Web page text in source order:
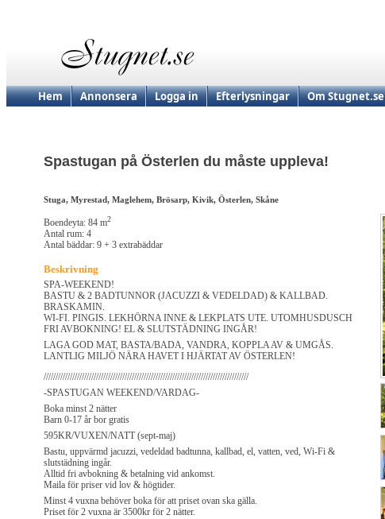
Hem Annonsera Logga in Efterlysningar Om Stugnet.se
Spastugan på Österlen du måste uppleva!
Stuga, Myrestad, Maglehem, Brösarp, Kivik, Österlen, Skåne
Boendeyta: 84 m2
Antal rum: 4
Antal bäddar: 9 + 3 extrabäddar
Beskrivning
SPA-WEEKEND!
BASTU & 2 BADTUNNOR (JACUZZI & VEDELDAD) & KALLBAD.
BRASKAMIN.
WI-FI. PINGIS. LEKHÖRNA INNE & LEKPLATS UTE. UTOMHUSDUSCH
FRI AVBOKNING! EL & SLUTSTÄDNING INGÅR!
LAGA GOD MAT, BASTA/BADA, VANDRA, KOPPLA AV & UMGÅS.
LANTLIG MILJÖ NÄRA HAVET I HJÄRTAT AV ÖSTERLEN!
//////////////////////////////////////////////////////////////////////////////////////
-SPASTUGAN WEEKEND/VARDAG-
Boka minst 2 nätter
Barn 0-17 år bor gratis
595KR/VUXEN/NATT (sept-maj)
Bastu, uppvärmd jacuzzi, vedeldad badtunna, kallbad, el, vatten, ved, Wi-Fi &
slutstädning ingår.
Alltid fri avbokning & betalning vid ankomst.
Maila för priser vid lov & högtider.
Minst 4 vuxna behöver boka för att priset ovan ska gälla.
Priset för 2 vuxna är 3500kr för 2 nätter.